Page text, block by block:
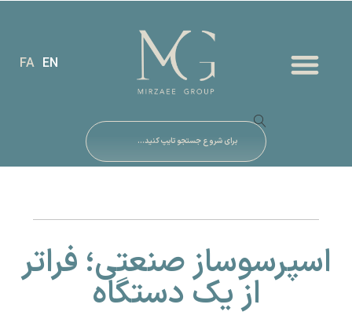
EN
FA
اسپرسوساز صنعتی؛ فراتر
از یک دستگاه